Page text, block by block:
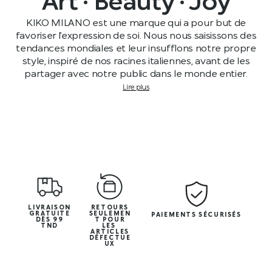
KIKO MILANO est une marque qui a pour but de
favoriser l’expression de soi. Nous nous saisissons des
tendances mondiales et leur insufflons notre propre
style, inspiré de nos racines italiennes, avant de les
partager avec notre public dans le monde entier.
Lire plus
LIVRAISON
GRATUITE
DÈS 99
TND
RETOURS
SEULEMEN
T POUR
LES
ARTICLES
DÉFECTUE
UX
PAIEMENTS SÉCURISÉS